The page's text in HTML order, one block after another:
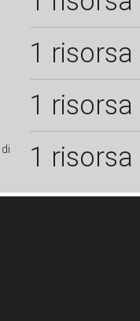
1 risorsa
1 risorsa
di 1 risorsa